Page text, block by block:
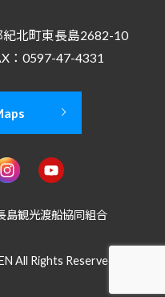
北町東長島2682-10
：0597-47-4331
島観光渡船協同組合
All Rights Reserved.